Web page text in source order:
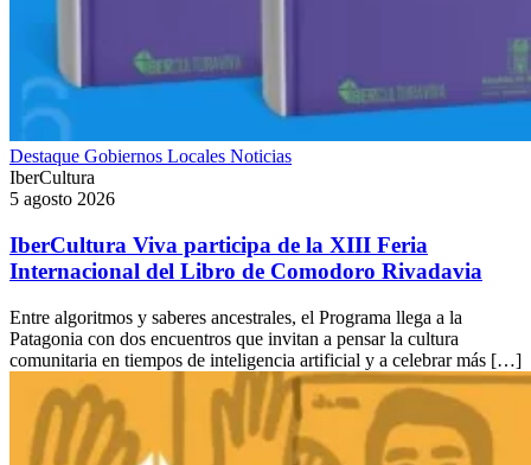
Destaque Gobiernos Locales Noticias
IberCultura
5 agosto 2026
IberCultura Viva participa de la XIII Feria
Internacional del Libro de Comodoro Rivadavia
Entre algoritmos y saberes ancestrales, el Programa llega a la
Patagonia con dos encuentros que invitan a pensar la cultura
comunitaria en tiempos de inteligencia artificial y a celebrar más […]